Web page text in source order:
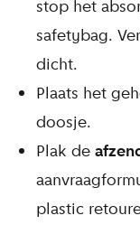
stop het
safetybag.
dicht.
Plaats het
doosje.
Plak de
plastic